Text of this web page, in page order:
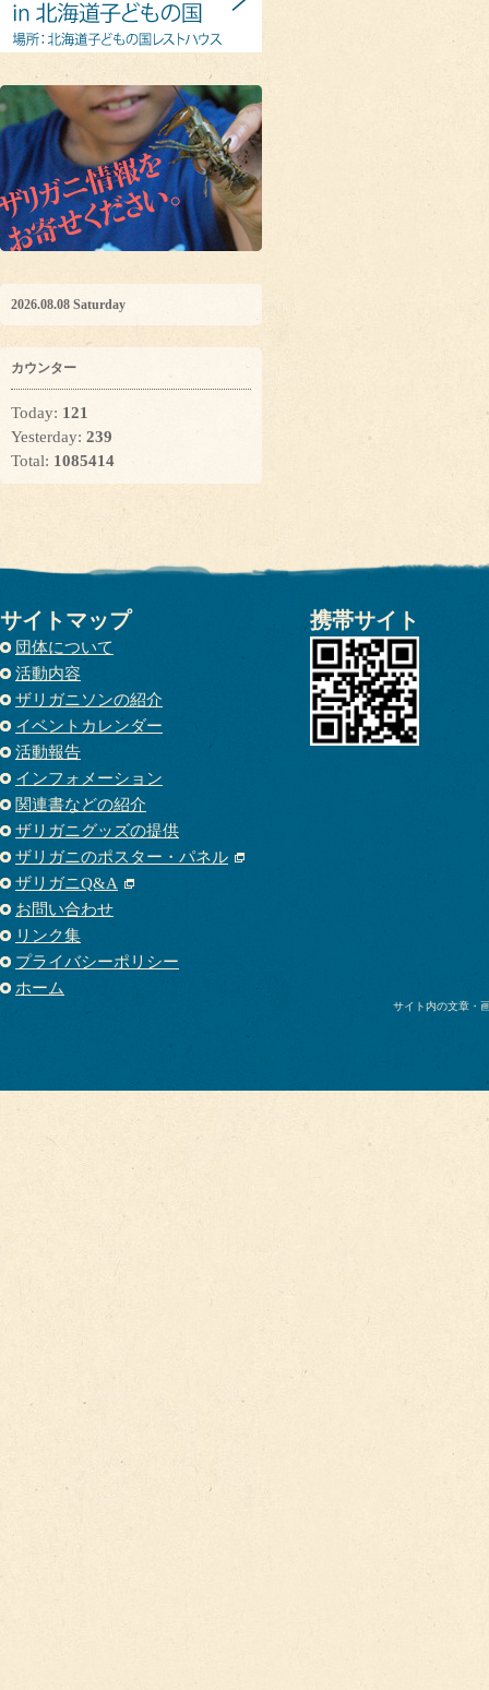
2026.08.08 Saturday
カウンター
Today: 121
Yesterday: 239
Total: 1085414
サイトマップ
団体について
活動内容
ザリガニソンの紹介
イベントカレンダー
活動報告
インフォメーション
関連書などの紹介
ザリガニグッズの提供
ザリガニのポスター・パネル
ザリガニQ&A
お問い合わせ
リンク集
プライバシーポリシー
ホーム
携帯サイト
サイト内の文章・